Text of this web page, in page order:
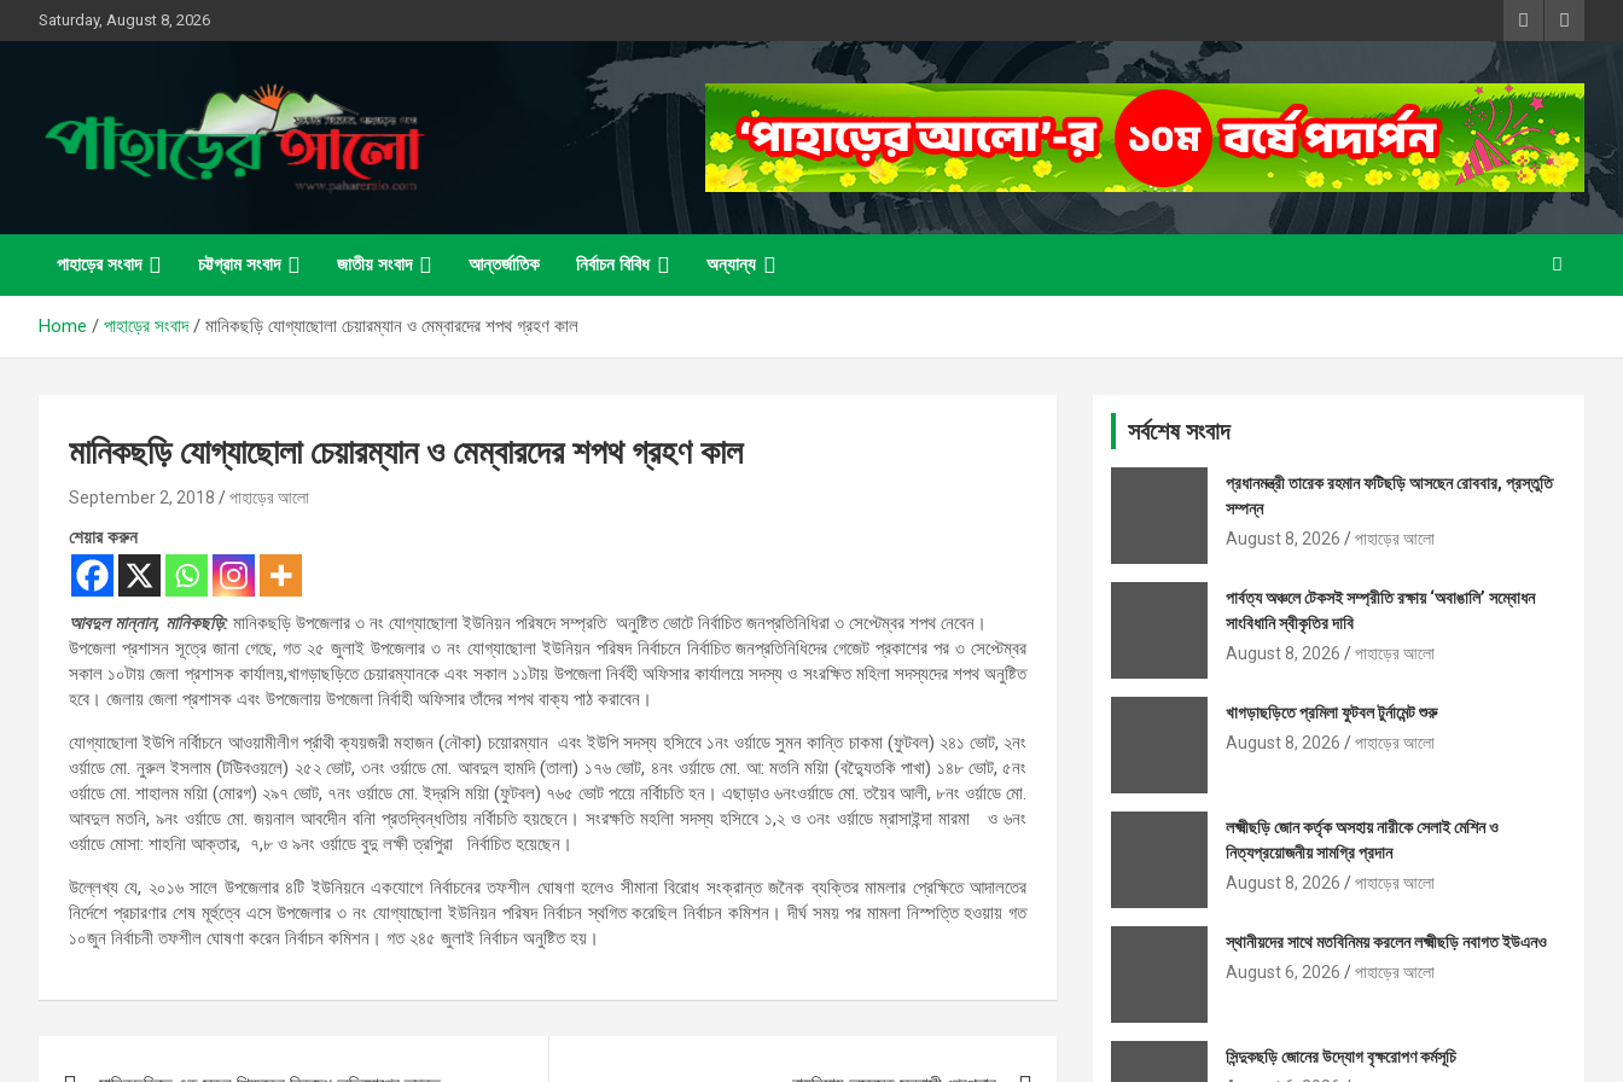
to
Saturday, August 8, 2026
পাহাড়ের আলো
পাহাড়ের সংবাদ চট্টগ্রাম সংবাদ জাতীয় সংবাদ আন্তর্জাতিক নির্বাচন বিবিধ অন্যান্য
Home পাহাড়ের সংবাদ মানিকছড়ি যোগ্যাছোলা চেয়ারম্যান ও মেম্বারদের শপথ গ্রহণ কাল
মানিকছড়ি যোগ্যাছোলা চেয়ারম্যান ও মেম্বারদের শপথ গ্রহণ কাল
September 2, 2018 পাহাড়ের আলো
শেয়ার করুন
আবদুল মান্নান, মানিকছড়ি: মানিকছড়ি উপজেলার ৩ নং যোগ্যাছোলা ইউনিয়ন পরিষদে সম্প্রতি অনুষ্টিত ভোটে নির্বাচিত জনপ্রতিনিধিরা ৩ সেপ্টেম্বর শপথ নেবেন।
উপজেলা প্রশাসন সূত্রে জানা গেছে, গত ২৫ জুলাই উপজেলার ৩ নং যোগ্যাছোলা ইউনিয়ন পরিষদ নির্বাচনে নির্বাচিত জনপ্রতিনিধিদের গেজেট প্রকাশের পর ৩ সেপ্টেম্বর
সকাল ১০টায় জেলা প্রশাসক কার্যালয়,খাগড়াছড়িতে চেয়ারম্যানকে এবং সকাল ১১টায় উপজেলা নির্বহী অফিসার কার্যালয়ে সদস্য ও সংরক্ষিত মহিলা সদস্যদের শপথ অনুষ্টিত
হবে। জেলায় জেলা প্রশাসক এবং উপজেলায় উপজেলা নির্বাহী অফিসার তাঁদের শপথ বাক্য পাঠ করাবেন।
যোগ্যাছোলা ইউপি নর্বিাচনে আওয়ামীলীগ র্প্রাথী ক্যয়জরী মহাজন (নৌকা) চয়োরম্যান এবং ইউপি সদস্য হসিবেে ১নং ওর্য়াডে সুমন কান্তি চাকমা (ফুটবল) ২৪১ ভোট, ২নং
ওর্য়াডে মো. নুরুল ইসলাম (টউিবওয়লে) ২৫২ ভোট, ৩নং ওর্য়াডে মো. আবদুল হামদি (তালা) ১৭৬ ভোট, ৪নং ওর্য়াডে মো. আ: মতনি ময়িা (বদ্যৈুতকি পাখা) ১৪৮ ভােট, ৫নং
ওর্য়াডে মো. শাহালম ময়িা (মোরগ) ২৯৭ ভোট, ৭নং ওর্য়াডে মো. ইদ্রসি ময়িা (ফুটবল) ৭৬৫ ভোট পয়েে নর্বিাচতি হন। এছাড়াও ৬নংওর্য়াডে মো. তয়ৈব আলী, ৮নং ওর্য়াডে মো.
আবদুল মতনি, ৯নং ওর্য়াডে মো. জয়নাল আবদেীন বনিা প্রতদ্বিন্ধতিায় নর্বিাচতি হয়ছেনে। সংরক্ষতি মহলিা সদস্য হসিবেে ১,২ ও ৩নং ওর্য়াডে ম্রাসাইন্দা মারমা ও ৬নং
ওর্য়াডে মোসা: শাহনিা আক্তার, ৭,৮ ও ৯নং ওর্য়াডে বুদু লক্ষী ত্রপিুরা নির্বাচিত হয়েছেন।
উল্লেখ্য যে, ২০১৬ সালে উপজেলার ৪টি ইউনিয়নে একযোগে নির্বাচনের তফশীল ঘোষণা হলেও সীমানা বিরোধ সংক্রান্ত জনৈক ব্যক্তির মামলার প্রেক্ষিতে আদালতের
নির্দেশে প্রচারণার শেষ মূর্হুত্বে এসে উপজেলার ৩ নং যোগ্যাছোলা ইউনিয়ন পরিষদ নির্বাচন স্থগিত করেছিল নির্বাচন কমিশন। দীর্ঘ সময় পর মামলা নিস্পত্তি হওয়ায় গত
১০জুন নির্বাচনী তফশীল ঘোষণা করেন নির্বাচন কমিশন। গত ২৪৫ জুলাই নির্বাচন অনুষ্টিত হয়।
সর্বশেষ সংবাদ
প্রধানমন্ত্রী তারেক রহমান ফটিছড়ি আসছেন রোববার, প্রস্তুতি
সম্পন্ন
August 8, 2026
পাহাড়ের আলো
পার্বত্য অঞ্চলে টেকসই সম্প্রীতি রক্ষায় ‘অবাঙালি’ সম্বোধন
সাংবিধানি স্বীকৃতির দাবি
August 8, 2026
পাহাড়ের আলো
খাগড়াছড়িতে প্রমিলা ফুটবল টুর্নামেন্ট শুরু
August 8, 2026
পাহাড়ের আলো
লক্ষ্মীছড়ি জোন কর্তৃক অসহায় নারীকে সেলাই মেশিন ও
নিত্যপ্রয়োজনীয় সামগ্রি প্রদান
August 8, 2026
পাহাড়ের আলো
স্থানীয়দের সাথে মতবিনিময় করলেন লক্ষ্মীছড়ি নবাগত ইউএনও
August 6, 2026
পাহাড়ের আলো
সিন্দুকছড়ি জোনের উদ্যোগ বৃক্ষরোপণ কর্মসূচি